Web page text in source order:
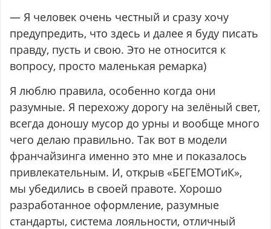
— Я человек очень честный и сразу хочу
предупредить, что здесь и далее я буду писать
правду, пусть и свою. Это не относится к
вопросу, просто маленькая ремарка)
Я люблю правила, особенно когда они
разумные. Я перехожу дорогу на зелёный свет,
всегда доношу мусор до урны и вообще много
чего делаю правильно. Так вот в модели
франчайзинга именно это мне и показалось
привлекательным. И, открыв «БЕГЕМОТиК»,
мы убедились в своей правоте. Хорошо
разработанное оформление, разумные
стандарты, система лояльности, отличный